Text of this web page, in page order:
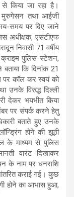
से किया जा रहा है।
मुरुगेसन तथा आईजी
समय पर दिए जाने
अधीक्षक, एसटीएफ
निवासी 71 वर्षीय
क्राइम पुलिस स्टेशन,
कि दिनांक 21
पर कॉल कर स्वयं को
उनके विरुद्ध दिल्ली
देकर भयभीत किया
नंबर पर संपर्क करने हेतु
बताते हुए उनके
होने की झूठी
के माध्यम से पुलिस
वारंट दिखाकर
के नाम पर धनराशि
कराई गई। कुछ
होने का आभास हुआ,